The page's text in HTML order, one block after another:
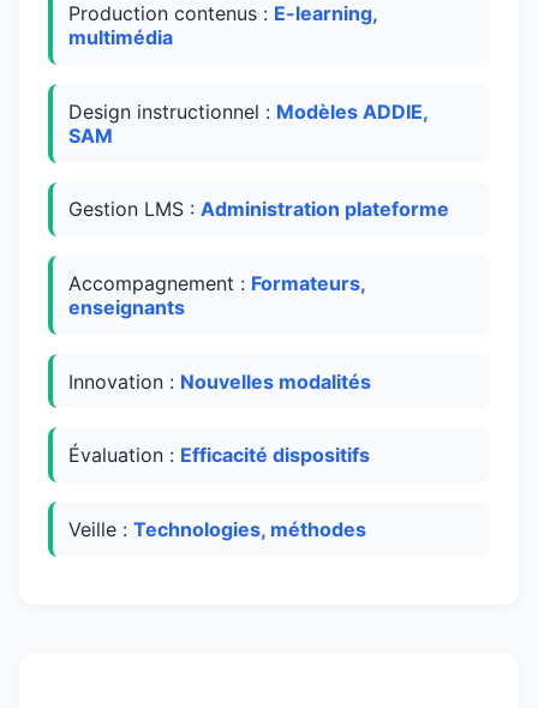
Production contenus : E-learning,
multimédia
Design instructionnel : Modèles ADDIE,
SAM
Gestion LMS : Administration plateforme
Accompagnement : Formateurs,
enseignants
Innovation : Nouvelles modalités
Évaluation : Efficacité dispositifs
Veille : Technologies, méthodes